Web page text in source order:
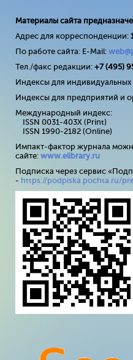
Материалы сайта
Адрес для корреспонденции:
По работе сайта: E-Mail:
Тел./факс редакции: +7 (495)
Индексы для
Индексы для предприятий и
Международный индекс:
ISSN 0031-403X (Print)
ISSN 1990-2182 (Online)
Импакт-фактор журнала
сайте: www.elibrary.ru
Подписка через сервис
- https://podpiska.pochta.ru/